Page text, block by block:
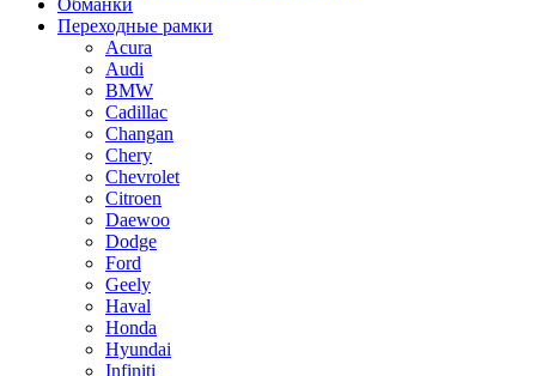
Обманки
Переходные рамки
Acura
Audi
BMW
Cadillac
Changan
Chery
Chevrolet
Citroen
Daewoo
Dodge
Ford
Geely
Haval
Honda
Hyundai
Infiniti